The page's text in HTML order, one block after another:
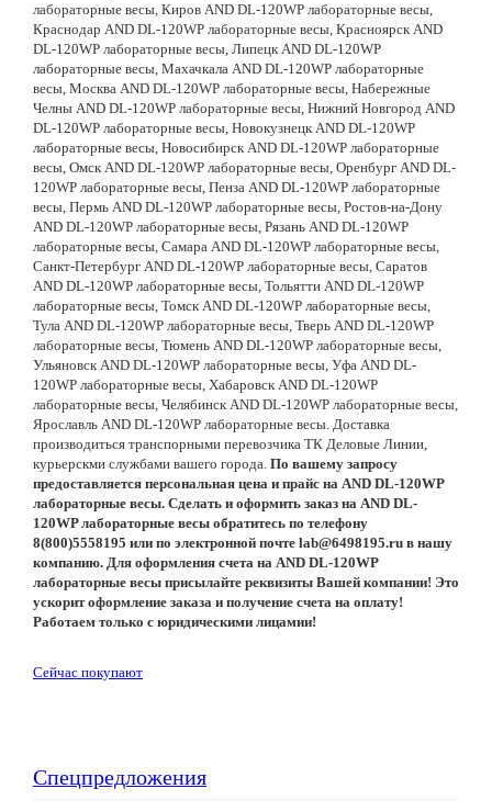
лабораторные весы, Киров AND DL-120WP лабораторные весы,
Краснодар AND DL-120WP лабораторные весы, Красноярск AND
DL-120WP лабораторные весы, Липецк AND DL-120WP
лабораторные весы, Махачкала AND DL-120WP лабораторные
весы, Москва AND DL-120WP лабораторные весы, Набережные
Челны AND DL-120WP лабораторные весы, Нижний Новгород AND
DL-120WP лабораторные весы, Новокузнецк AND DL-120WP
лабораторные весы, Новосибирск AND DL-120WP лабораторные
весы, Омск AND DL-120WP лабораторные весы, Оренбург AND DL-
120WP лабораторные весы, Пенза AND DL-120WP лабораторные
весы, Пермь AND DL-120WP лабораторные весы, Ростов-на-Дону
AND DL-120WP лабораторные весы, Рязань AND DL-120WP
лабораторные весы, Самара AND DL-120WP лабораторные весы,
Санкт-Петербург AND DL-120WP лабораторные весы, Саратов
AND DL-120WP лабораторные весы, Тольятти AND DL-120WP
лабораторные весы, Томск AND DL-120WP лабораторные весы,
Тула AND DL-120WP лабораторные весы, Тверь AND DL-120WP
лабораторные весы, Тюмень AND DL-120WP лабораторные весы,
Ульяновск AND DL-120WP лабораторные весы, Уфа AND DL-
120WP лабораторные весы, Хабаровск AND DL-120WP
лабораторные весы, Челябинск AND DL-120WP лабораторные весы,
Ярославль AND DL-120WP лабораторные весы. Доставка
производиться транспорными перевозчика ТК Деловые Линии,
курьерскми службами вашего города. По вашему запросу
предоставляется персональная цена и прайс на AND DL-120WP
лабораторные весы. Сделать и оформить заказ на AND DL-
120WP лабораторные весы обратитесь по телефону
8(800)5558195 или по электронной почте lab@6498195.ru в нашу
компанию. Для оформления счета на AND DL-120WP
лабораторные весы присылайте реквизиты Вашей компании! Это
ускорит оформление заказа и получение счета на оплату!
Работаем только с юридическими лицамии!
Сейчас покупают
Спецпредложения